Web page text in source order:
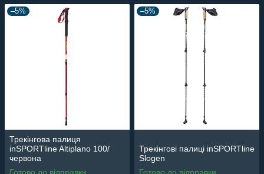
–5%
Трекінгова палиця
inSPORTline Altiplano 100/
червона
–5%
Трекінгові палиці inSPORTline
Slogen